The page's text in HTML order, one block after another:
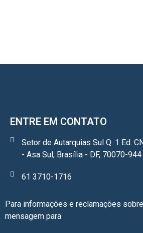
ENTRE EM CONTATO
Setor de Autarquias Sul Q. 1 Ed.
- Asa Sul, Brasília - DF, 70070-944
61 3710-1716
Para informações e reclamações
mensagem para